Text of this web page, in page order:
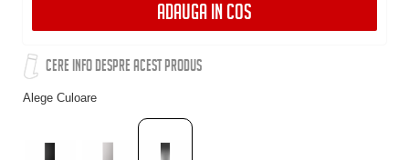
ADAUGA IN COS
CERE INFO DESPRE ACEST PRODUS
Alege Culoare